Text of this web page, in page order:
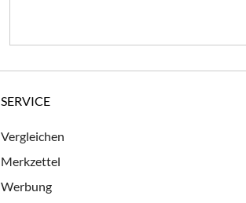
SERVICE
Vergleichen
Merkzettel
Werbung